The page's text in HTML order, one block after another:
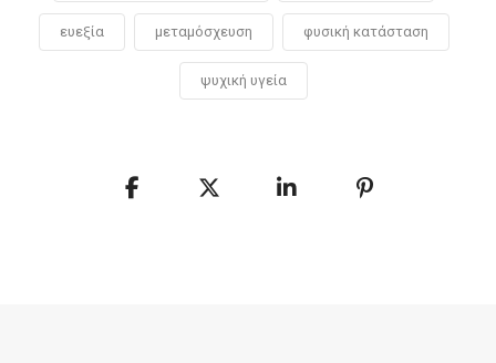
ευεξία μεταμόσχευση φυσική κατάσταση
ψυχική υγεία